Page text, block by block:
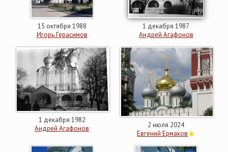
15 октября 1988
Игорь Герасимов
1 декабря 1987
Андрей Агафонов
1 декабря 1982
Андрей Агафонов
2 июля 2024
Евгений Ермаков